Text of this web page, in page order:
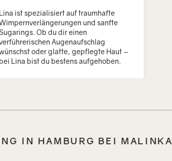
Lina ist spezialisiert auf traumhafte
und sanfte
Ob du dir einen
Augenaufschlag
oder glatte, gepflegte Haut –
bei Lina bist du bestens aufgehoben.
IN HAMBURG BEI MALINKA